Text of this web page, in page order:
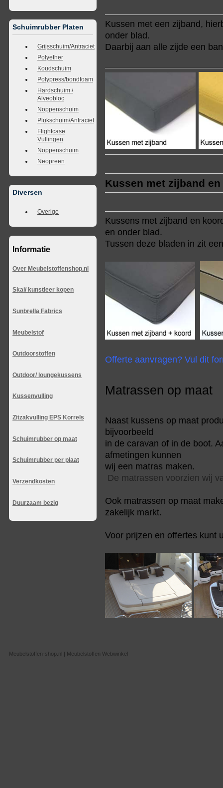
Schuimrubber Platen
Grijsschuim/Antraciet
Polyether
Koudschuim
Polypress/bondfoam
Hardschuim /
Alveobloc
Noppenschuim
Plukschuim/Antraciet
Flightcase
Vullingen
Noppenschuim
Neopreen
Diversen
Overige
Informatie
Over Meubelstoffenshop.nl
Skai/ kunstleer kopen
Sunbrella Fabrics
Meubelstof
Outdoorstoffen
Outdoor/ loungekussens
Kussenvulling
Zitzakvulling EPS Korrels
Schuimrubber op maat
Schuimrubber per plaat
Verzendkosten
Duurzaam bezig
Kussen met een zijband,
onder blad.
Daarbij aan alle zijde een
Kussen met zijband
Kussens met zijband en
en onder blad.
Tussen deze bladen in zit
Offerte aanvragen? Vul dit
Matrassen op maat
Naast kussens op maat
bijvoorbeeld
in de caravan of in de boot.
afmetingen kunnen
wij een matras maken.
De matrassen voorzien wij
Ook matrassen op maat
zakelijk markt.
Voor prijzen en offertes kunt
Meubelstoffen-shop.nl | Meubelstoffen Webwinkel